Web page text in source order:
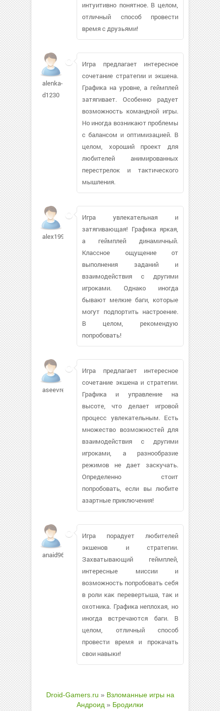
интуитивно понятное. В целом,
отличный способ провести
время с друзьями!
alenka-
d1230
Игра предлагает интересное
сочетание стратегии и экшена.
Графика на уровне, а геймплей
затягивает. Особенно радует
возможность командной игры.
Но иногда возникают проблемы
с балансом и оптимизацией. В
целом, хороший проект для
любителей анимированных
перестрелок и тактического
мышления.
alex1997186
Игра увлекательная и
затягивающая! Графика яркая,
а геймплей динамичный.
Классное ощущение от
выполнения заданий и
взаимодействия с другими
игроками. Однако иногда
бывают мелкие баги, которые
могут подпортить настроение.
В целом, рекомендую
попробовать!
aseevreno429
Игра предлагает интересное
сочетание экшена и стратегии.
Графика и управление на
высоте, что делает игровой
процесс увлекательным. Есть
множество возможностей для
взаимодействия с другими
игроками, а разнообразие
режимов не дает заскучать.
Определенно стоит
попробовать, если вы любите
азартные приключения!
anaid96
Игра порадует любителей
экшенов и стратегии.
Захватывающий геймплей,
интересные миссии и
возможность попробовать себя
в роли как перевертыша, так и
охотника. Графика неплохая, но
иногда встречаются баги. В
целом, отличный способ
провести время и прокачать
свои навыки!
Droid-Gamers.ru » Взломанные игры на
Андроид » Бродилки